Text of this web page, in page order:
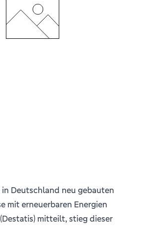
Deutschland neu gebauten
mit erneuerbaren Energien
mitteilt, stieg dieser